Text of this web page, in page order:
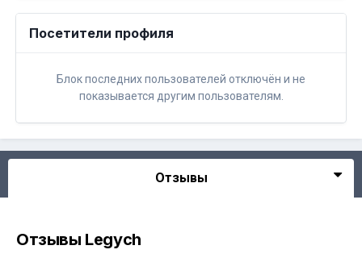
Посетители профиля
Блок последних пользователей отключён и не
показывается другим пользователям.
Отзывы
Отзывы Legych